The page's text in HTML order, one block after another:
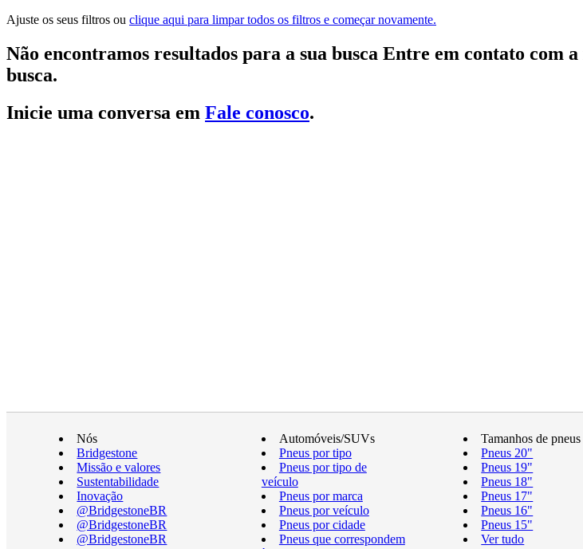
Ajuste os seus filtros ou clique aqui para limpar todos os filtros e começar novamente.
Não encontramos resultados para a sua busca Entre em contato com
busca.
Inicie uma conversa em Fale conosco.
Nós
Bridgestone
Missão e valores
Sustentabilidade
Inovação
@BridgestoneBR
@BridgestoneBR
@BridgestoneBR
Automóveis/SUVs
Pneus por tipo
Pneus por tipo de
veículo
Pneus por marca
Pneus por veículo
Pneus por cidade
Pneus que correspondem
Tamanhos de pneus
Pneus 20"
Pneus 19"
Pneus 18"
Pneus 17"
Pneus 16"
Pneus 15"
Ver tudo